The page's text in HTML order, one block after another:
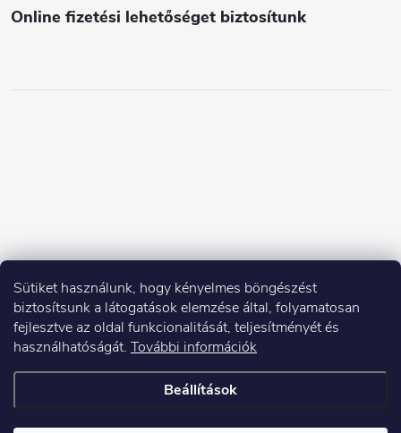
Sütiket használunk, hogy kényelmes böngészést
biztosítsunk a látogatások elemzése által, folyamatosan
fejlesztve az oldal funkcionalitását, teljesítményét és
használhatóságát. További információk
Beállítások
Online fizetési lehetőséget biztosítunk
Copyright 2026Elektroshock.hu. Minden jog fenntartva.